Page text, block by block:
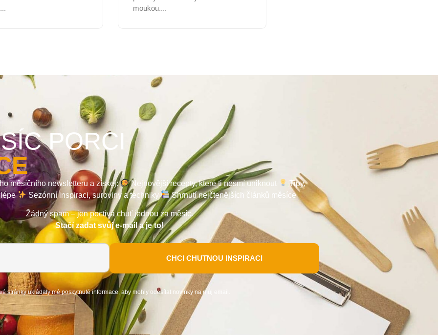
moukou....
PORCI
měsíčního newsletteru a získej: Nejnovější recepty, které ti nesmí uniknout
Tipy,
lépe
Sezónní inspiraci, suroviny a techniky Shrnutí nejčtenějších článků měsíce
Žádný spam – jen poctivá chuť jednou za měsíc.
Stačí zadat svůj e-mail a je to!
CHCI CHUTNOU INSPIRACI
stránky ukládaly mé poskytnuté informace, aby mohly odesílat novinky na můj email.